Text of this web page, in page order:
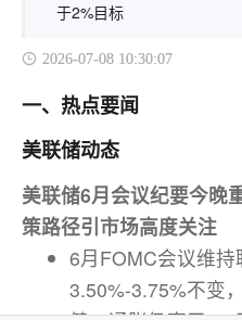
于2%目标
2026-07-08 10:30:07
一、热点要闻
美联储动态
美联储6月会议纪要今晚
策路径引市场高度关注
6月FOMC会议维
3.50%-3.75%不变